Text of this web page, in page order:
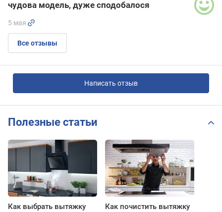
чудова модель, дуже сподобалося
5 мая
Все отзывы
Написать отзыв
Полезные статьи
Как выбрать вытяжку Как почистить вытяжку